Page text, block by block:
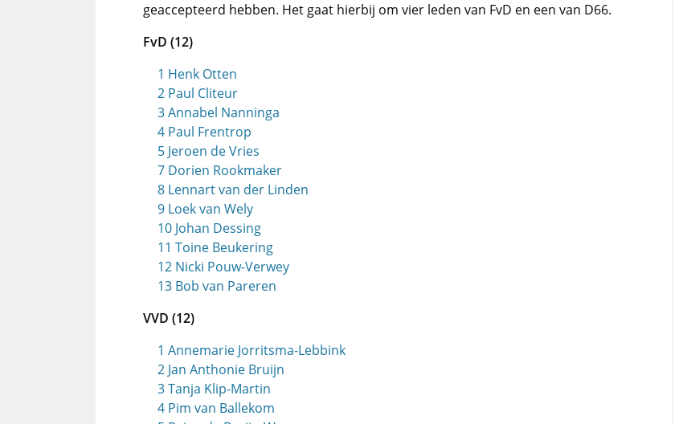
geaccepteerd hebben. Het gaat hierbij om vier leden van FvD en een van D66.
FvD (12)
1 Henk Otten
2 Paul Cliteur
3 Annabel Nanninga
4 Paul Frentrop
5 Jeroen de Vries
7 Dorien Rookmaker
8 Lennart van der Linden
9 Loek van Wely
10 Johan Dessing
11 Toine Beukering
12 Nicki Pouw-Verwey
13 Bob van Pareren
VVD (12)
1 Annemarie Jorritsma-Lebbink
2 Jan Anthonie Bruijn
3 Tanja Klip-Martin
4 Pim van Ballekom